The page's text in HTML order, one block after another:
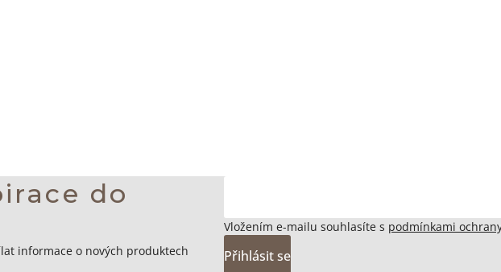
do
informace o nových produktech
Vložením e-mailu souhlasíte s podmínkami
Přihlásit se